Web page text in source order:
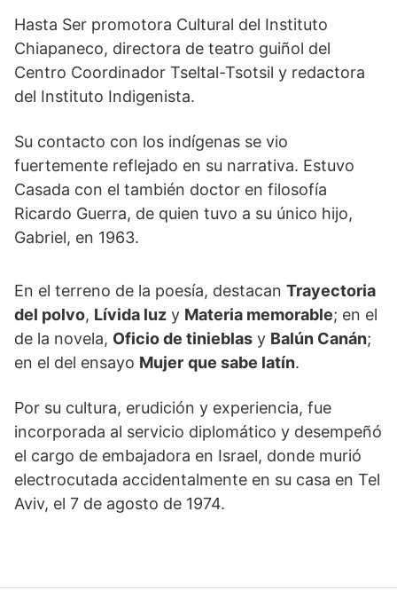
Hasta Ser promotora Cultural del Instituto
Chiapaneco, directora de teatro guiñol del
Centro Coordinador Tseltal-Tsotsil y redactora
del Instituto Indigenista.
Su contacto con los indígenas se vio
fuertemente reflejado en su narrativa. Estuvo
Casada con el también doctor en filosofía
Ricardo Guerra, de quien tuvo a su único hijo,
Gabriel, en 1963.
En el terreno de la poesía, destacan Trayectoria
del polvo, Lívida luz y Materia memorable; en el
de la novela, Oficio de tinieblas y Balún Canán;
en el del ensayo Mujer que sabe latín.
Por su cultura, erudición y experiencia, fue
incorporada al servicio diplomático y desempeñó
el cargo de embajadora en Israel, donde murió
electrocutada accidentalmente en su casa en Tel
Aviv, el 7 de agosto de 1974.